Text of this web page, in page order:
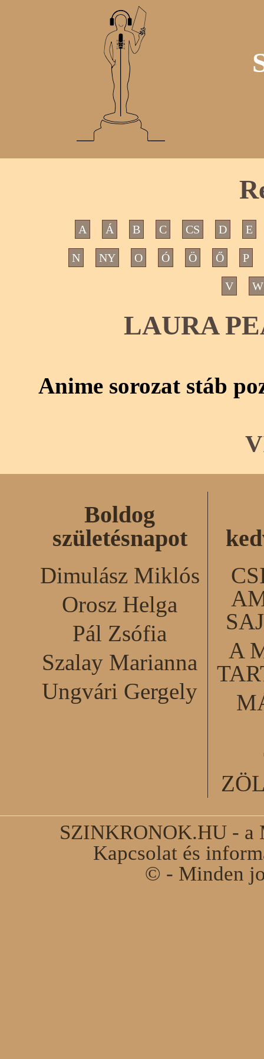
A Á B C CS D E
N NY O Ó Ö Ő P
V W
LAURA
Anime sorozat stáb
Boldog
születésnapot
Dimulász Miklós
Orosz Helga
Pál Zsófia
Szalay Marianna
Ungvári Gergely
A
SZINKRONOK.HU - a
Kapcsolat és
© - Minden